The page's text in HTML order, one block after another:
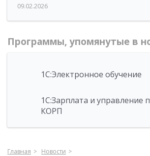
09.02.2026
Программы, упомянутые в
1С:Электронное обучение
1С:Зарплата и управление
КОРП
Главная
Новости